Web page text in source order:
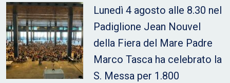
Lunedì 4 agosto alle 8.30 nel
Padiglione Jean Nouvel
della Fiera del Mare Padre
Marco Tasca ha celebrato la
S. Messa per 1.800